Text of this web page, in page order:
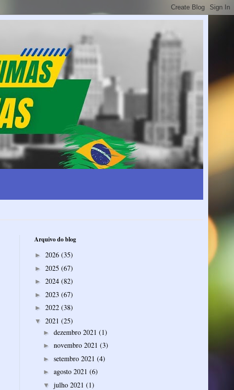
Arquivo do blog
► 2026 (35)
► 2025 (67)
► 2024 (82)
► 2023 (67)
► 2022 (38)
▼ 2021 (25)
► dezembro 2021 (1)
► novembro 2021 (3)
► setembro 2021 (4)
► agosto 2021 (6)
▼ julho 2021 (1)